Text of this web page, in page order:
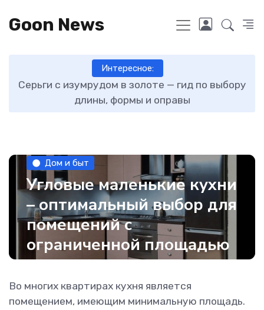
Goon News
Интересное:
Серьги с изумрудом в золоте — гид по выбору
длины, формы и оправы
Дом и быт
Угловые маленькие кухни
– оптимальный выбор для
помещений с
ограниченной площадью
Во многих квартирах кухня является
помещением, имеющим минимальную площадь.